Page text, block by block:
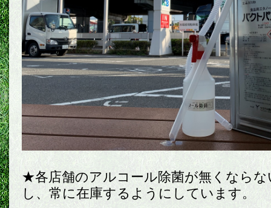
★各店舗のアルコール除菌が無くならな
し、常に在庫するようにしています。